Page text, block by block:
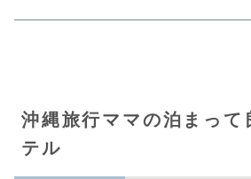
沖縄旅行ママの泊まって
テル